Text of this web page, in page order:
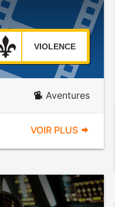
VIOLENCE
Aventures
VOIR PLUS